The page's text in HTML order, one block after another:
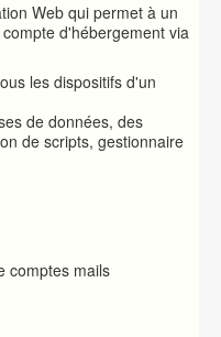
Web qui permet à un
d'hébergement via
les dispositifs d'un
de données, des
de scripts, gestionnaire
comptes mails